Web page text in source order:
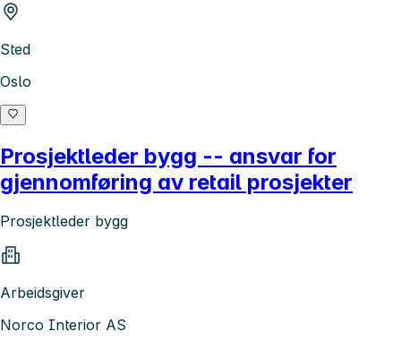
Sted
Oslo
Prosjektleder bygg -- ansvar for
gjennomføring av retail prosjekter
Prosjektleder bygg
Arbeidsgiver
Norco Interior AS